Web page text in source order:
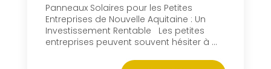
Panneaux Solaires pour les Petites
Entreprises de Nouvelle Aquitaine : Un
Investissement Rentable Les petites
entreprises peuvent souvent hésiter à ...